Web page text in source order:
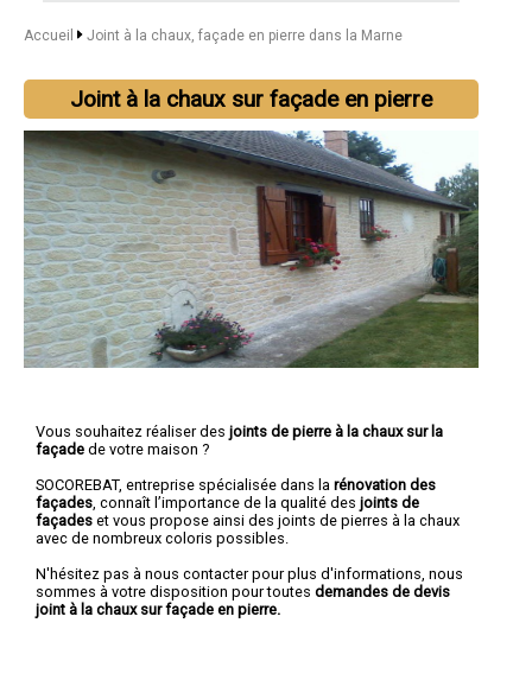
Accueil Joint à la chaux, façade en pierre dans la Marne
Joint à la chaux sur façade en pierre
Vous souhaitez réaliser des joints de pierre à la chaux sur la
façade de votre maison ?
SOCOREBAT, entreprise spécialisée dans la rénovation des
façades , connaît l’importance de la qualité des joints de
façades et vous propose ainsi des joints de pierres à la chaux
avec de nombreux coloris possibles.
N'hésitez pas à nous contacter pour plus d'informations, nous
sommes à votre disposition pour toutes demandes de devis
joint à la chaux sur façade en pierre.